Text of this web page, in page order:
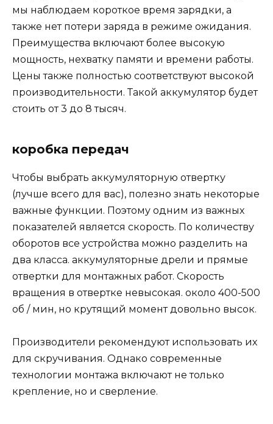
мы наблюдаем короткое время зарядки, а
также нет потери заряда в режиме ожидания.
Преимущества включают более высокую
мощность, нехватку памяти и времени работы.
Цены также полностью соответствуют высокой
производительности. Такой аккумулятор будет
стоить от 3 до 8 тысяч.
коробка передач
Чтобы выбрать аккумуляторную отвертку
(лучше всего для вас), полезно знать некоторые
важные функции. Поэтому одним из важных
показателей является скорость. По количеству
оборотов все устройства можно разделить на
два класса. аккумуляторные дрели и прямые
отвертки для монтажных работ. Скорость
вращения в отвертке невысокая. около 400-500
об / мин, но крутящий момент довольно высок.
Производители рекомендуют использовать их
для скручивания. Однако современные
технологии монтажа включают не только
крепление, но и сверление.